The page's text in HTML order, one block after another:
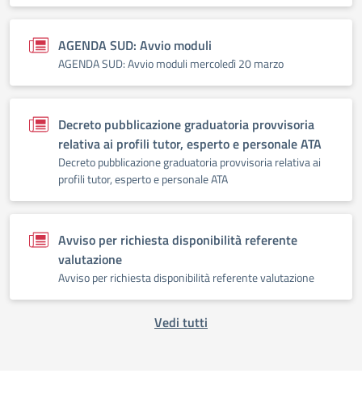
AGENDA SUD: Avvio moduli
AGENDA SUD: Avvio moduli mercoledì 20 marzo
Decreto pubblicazione graduatoria provvisoria
relativa ai profili tutor, esperto e personale ATA
Decreto pubblicazione graduatoria provvisoria relativa ai
profili tutor, esperto e personale ATA
Avviso per richiesta disponibilità referente
valutazione
Avviso per richiesta disponibilità referente valutazione
Vedi tutti